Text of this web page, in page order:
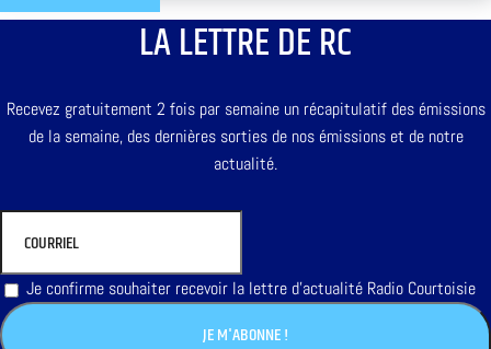
LA LETTRE DE RC
Recevez gratuitement 2 fois par semaine un récapitulatif des émissions
de la semaine, des dernières sorties de nos émissions et de notre
actualité.
Je confirme souhaiter recevoir la lettre d'actualité Radio Courtoisie